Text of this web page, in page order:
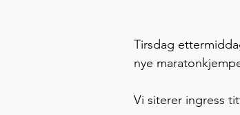
Tirsdag
nye
Vi siterer ingress